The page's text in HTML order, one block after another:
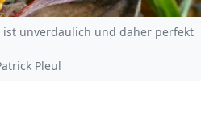
ist unverdaulich und daher perfekt
Pleul